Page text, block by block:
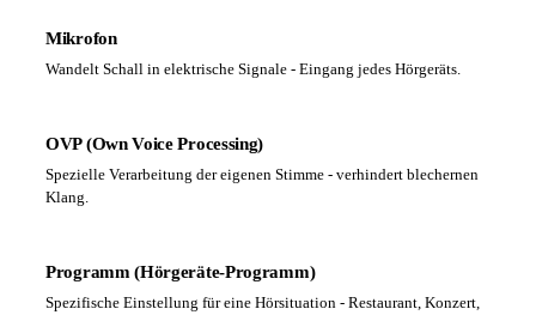
Mikrofon
Wandelt Schall in elektrische Signale - Eingang jedes Hörgeräts.
OVP (Own Voice Processing)
Spezielle Verarbeitung der eigenen Stimme - verhindert blechernen
Klang.
Programm (Hörgeräte-Programm)
Spezifische Einstellung für eine Hörsituation - Restaurant, Konzert,